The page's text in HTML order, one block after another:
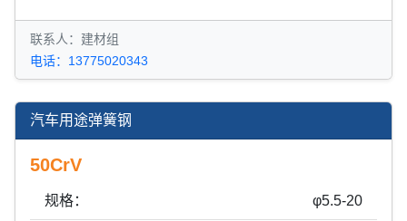
联系人：建材组
电话：13775020343
汽车用途弹簧钢
50CrV
规格： φ5.5-20